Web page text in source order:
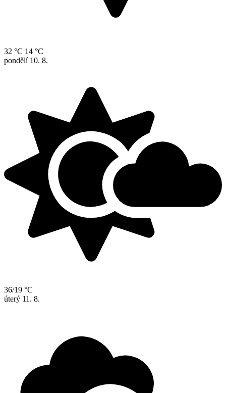
32 °C 14 °C
pondělí 10. 8.
36/19 °C
úterý 11. 8.